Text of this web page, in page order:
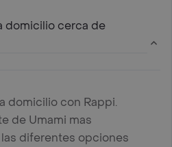
domicilio cerca de
domicilio con Rappi.
de Umami mas
diferentes opciones